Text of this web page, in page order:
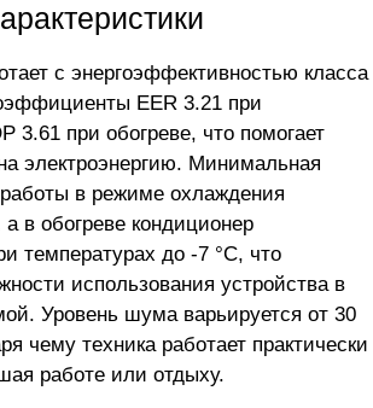
с энергоэффективностью класса
EER 3.21 при
3.61 при обогреве, что помогает
электроэнергию. Минимальная
в режиме охлаждения
а в обогреве кондиционер
температурах до -7 °C, что
использования устройства в
Уровень шума варьируется от 30
чему техника работает практически
работе или отдыху.